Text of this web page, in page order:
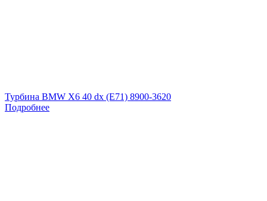
Турбина BMW X6 40 dx (E71) 8900-3620
Подробнее